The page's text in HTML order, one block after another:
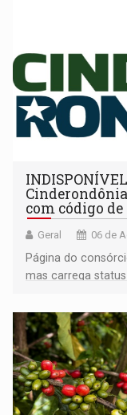
com código de
Geral 06 de
Página do
mas carrega